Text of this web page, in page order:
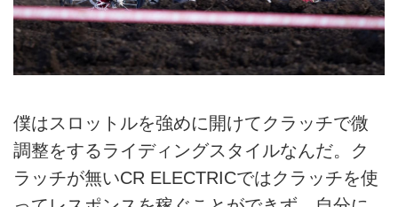
僕はスロットルを強めに開けてクラッチで微
調整をするライディングスタイルなんだ。ク
ラッチが無いCR ELECTRICではクラッチを使